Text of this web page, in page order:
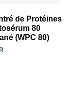
le produit
de Protéines
80
(WPC 80)